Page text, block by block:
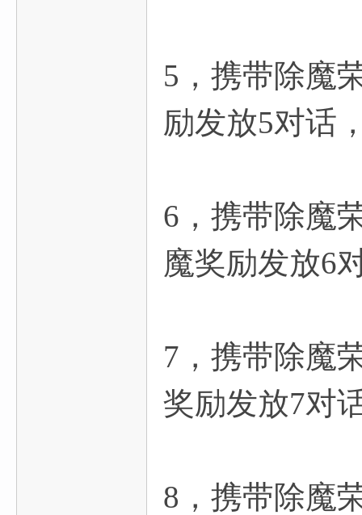
5，携带除魔
励发放5对话
6，携带除魔
魔奖励发放6
7，携带除魔
奖励发放7对
8，携带除魔